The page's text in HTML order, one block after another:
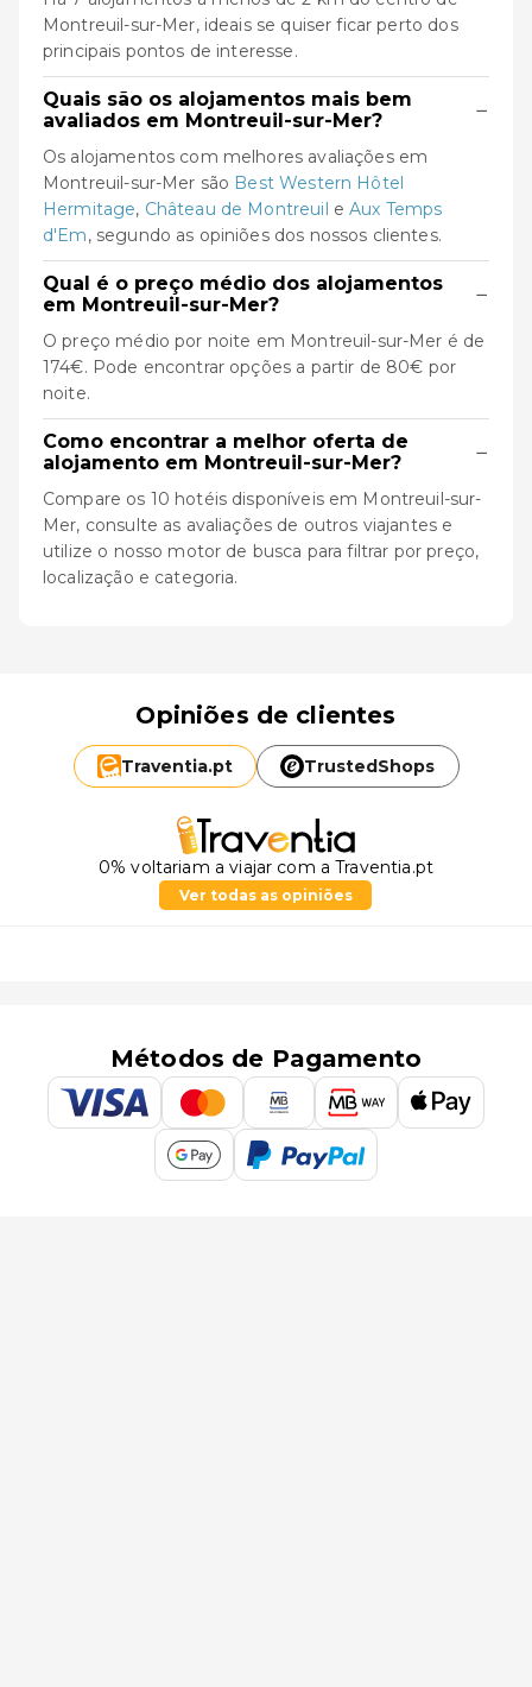
Montreuil-sur-Mer, ideais se quiser ficar perto dos
principais pontos de interesse.
Quais são os alojamentos mais bem
avaliados em Montreuil-sur-Mer?
−
Os alojamentos com melhores avaliações em
Montreuil-sur-Mer são Best Western Hôtel
Hermitage, Château de Montreuil eAux Temps
d'Em, segundo as opiniões dos nossos clientes.
Qual é o preço médio dos alojamentos
em Montreuil-sur-Mer?
−
O preço médio por noite em Montreuil-sur-Mer é de
174€. Pode encontrar opções a partir de 80€ por
noite.
Como encontrar a melhor oferta de
alojamento em Montreuil-sur-Mer?
−
Compare os 10 hotéis disponíveis em Montreuil-sur-
Mer, consulte as avaliações de outros viajantes e
utilize o nosso motor de busca para filtrar por preço,
localização e categoria.
Opiniões de clientes
Traventia.pt TrustedShops
0% voltariam a viajar com a Traventia.pt
Ver todas as opiniões
Métodos de Pagamento